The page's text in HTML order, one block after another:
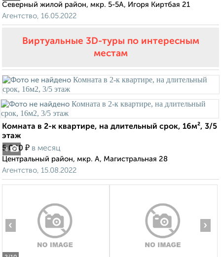
Северный жилой район, мкр. 5-5А, Игоря Киртбая 21
Агентство, 16.05.2022
Виртуальные 3D-туры по интересным
местам
4
Комната в 2-к квартире, на длительный срок, 16м², 3/5
этаж
5 000 ₽ в месяц
Центральный район, мкр. А, Магистральная 28
Агентство, 15.08.2022
‹ ›